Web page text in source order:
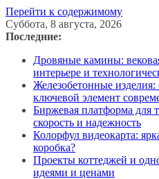
Перейти к содержимому
Суббота, 8 августа, 2026
Последние:
Дровяные камины:
интерьере и
Железобетонные
ключевой элемент
Биржевая платформа для
скорость и надежность
Колорфул видеокарта:
коробка?
Проекты коттеджей и
идеями и ценами